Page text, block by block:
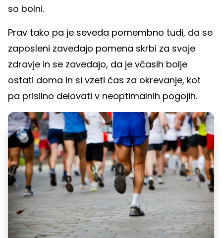
so bolni.
Prav tako pa je seveda pomembno tudi, da se
zaposleni zavedajo pomena skrbi za svoje
zdravje in se zavedajo, da je včasih bolje
ostati doma in si vzeti čas za okrevanje, kot
pa prisilno delovati v neoptimalnih pogojih.